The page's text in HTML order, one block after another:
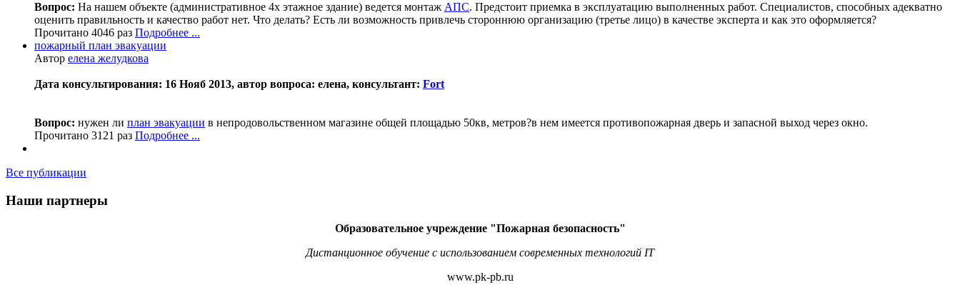
Вопрос: На нашем объекте (административное 4х этажное здание) ведется монтаж АПС. Предстоит приемка в эксплуатацию выполненных работ. Специалистов, способных адекватно
оценить правильность и качество работ нет. Что делать? Есть ли возможность привлечь стороннюю организацию (третье лицо) в качестве эксперта и как это оформляется?
Прочитано 4046 раз Подробнее ...
пожарный план эвакуации
Автор елена желудкова
Дата консультирования: 16 Нояб 2013, автор вопроса: елена, консультант: Fort
Вопрос: нужен ли план эвакуации в непродовольственном магазине общей площадью 50кв, метров?в нем имеется противопожарная дверь и запасной выход через окно.
Прочитано 3121 раз Подробнее ...
Все публикации
Наши партнеры
Образовательное учреждение "Пожарная безопасность"
Дистанционное обучение с использованием современных технологий IT
www.pk-pb.ru